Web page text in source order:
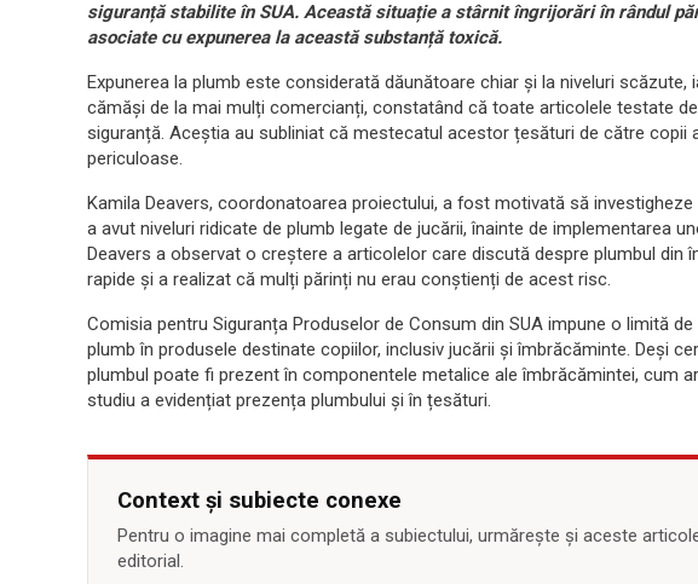
siguranță stabilite în SUA. Această situație a stârnit îngrijorări în rândul
asociate cu expunerea la această substanță toxică.
Expunerea la plumb este considerată dăunătoare chiar și la niveluri
cămăși de la mai mulți comercianți, constatând că toate articolele testate
siguranță. Aceștia au subliniat că mestecatul acestor țesături de către copii
periculoase.
Kamila Deavers, coordonatoarea proiectului, a fost motivată să
a avut niveluri ridicate de plumb legate de jucării, înainte de implementarea
Deavers a observat o creștere a articolelor care discută despre plumbul din
rapide și a realizat că mulți părinți nu erau conștienți de acest risc.
Comisia pentru Siguranța Produselor de Consum din SUA impune o limită
plumb în produsele destinate copiilor, inclusiv jucării și îmbrăcăminte. Deși
plumbul poate fi prezent în componentele metalice ale îmbrăcămintei, cum
studiu a evidențiat prezența plumbului și în țesături.
Context și subiecte conexe
Pentru o imagine mai completă a subiectului, urmărește și aceste
editorial.